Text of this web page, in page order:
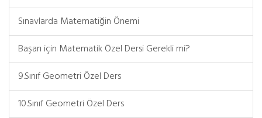
Sınavlarda Matematiğin Önemi
Başarı için Matematik Özel Dersi Gerekli mi?
9.Sınıf Geometri Özel Ders
10.Sınıf Geometri Özel Ders